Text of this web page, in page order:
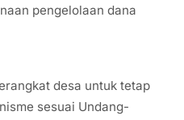
pengelolaan dana
desa untuk tetap
sesuai Undang-